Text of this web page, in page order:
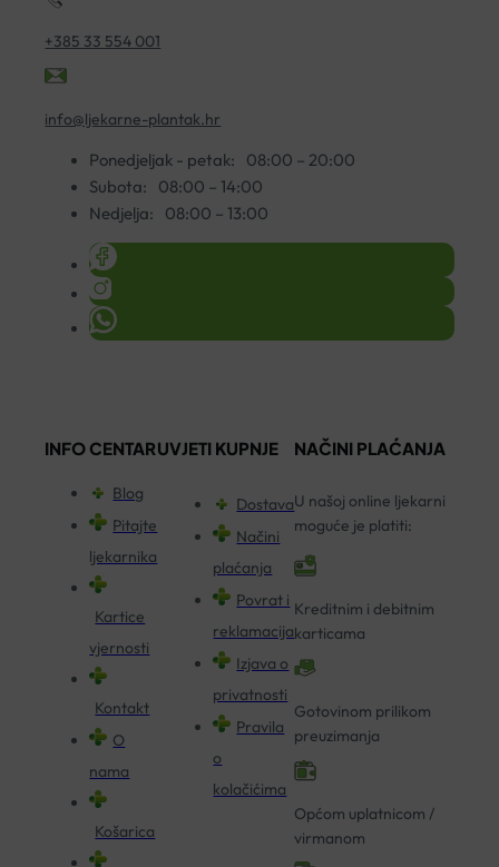
+385 33 554 001
info@ljekarne-plantak.hr
Ponedjeljak - petak:
08:00 – 20:00
Subota:
08:00 – 14:00
Nedjelja:
08:00 – 13:00
INFO CENTAR
Blog
Pitajte
ljekarnika
Kartice
vjernosti
Kontakt
O
nama
Košarica
UVJETI KUPNJE
Dostava
Načini
plaćanja
Povrat i
reklamacija
Izjava o
privatnosti
Pravila
o
kolačićima
NAČINI PLAĆANJA
U našoj online ljekarni
moguće je platiti:
Kreditnim i debitnim
karticama
Gotovinom prilikom
preuzimanja
Općom uplatnicom /
virmanom